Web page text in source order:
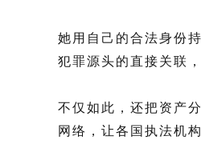
她用自己的合法身份
犯罪源头的直接关联
不仅如此，还把资产
网络，让各国执法机